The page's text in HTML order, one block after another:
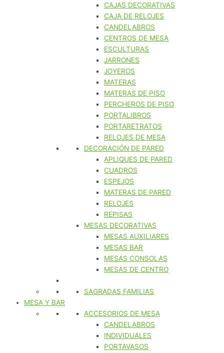
CAJAS DECORATIVAS
CAJA DE RELOJES
CANDELABROS
CENTROS DE MESA
ESCULTURAS
JARRONES
JOYEROS
MATERAS
MATERAS DE PISO
PERCHEROS DE PISO
PORTALIBROS
PORTARETRATOS
RELOJES DE MESA
DECORACIÓN DE PARED
APLIQUES DE PARED
CUADROS
ESPEJOS
MATERAS DE PARED
RELOJES
REPISAS
MESAS DECORATIVAS
MESAS AUXILIARES
MESAS BAR
MESAS CONSOLAS
MESAS DE CENTRO
SAGRADAS FAMILIAS
MESA Y BAR
ACCESORIOS DE MESA
CANDELABROS
INDIVIDUALES
PORTAVASOS